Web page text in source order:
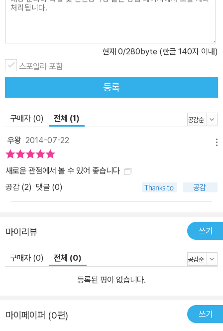
현재 0/280byte (한글 140자 이내)
스포일러 포함
등록
구매자 (0) 전체 (1)
우왕 2014-07-22
새로운 관점에서 볼 수 있어 좋습니다
공감 (2) 댓글 (0)
마이리뷰 쓰기
구매자 (0) 전체 (0)
등록된 평이 없습니다.
마이페이퍼 (0편) 쓰기